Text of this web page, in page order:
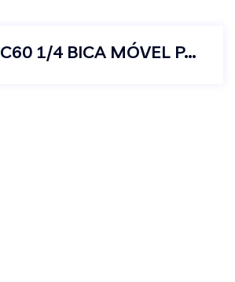
TORNEIRA C60 1/4 BICA MÓVEL PAREDE